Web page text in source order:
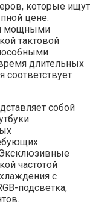
которые ищут
цене.
мощными
тактовой
длительных
соответствует
собой
частотой
с
подсветка,